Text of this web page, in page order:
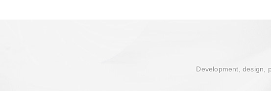
Development, design,